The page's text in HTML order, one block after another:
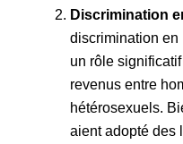
Discrimination
discrimination en
un rôle
revenus entre
hétérosexuels.
aient adopté des